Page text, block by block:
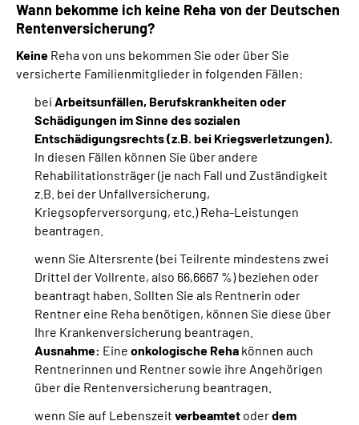
Wann bekomme ich keine Reha von der Deutschen
Rentenversicherung?
Keine Reha von uns bekommen Sie oder über Sie
versicherte Familienmitglieder in folgenden Fällen:
bei Arbeitsunfällen, Berufskrankheiten oder
Schädigungen im Sinne des sozialen
Entschädigungsrechts (z.B. bei Kriegsverletzungen).
In diesen Fällen können Sie über andere
Rehabilitationsträger (je nach Fall und Zuständigkeit
z.B. bei der Unfallversicherung,
Kriegsopferversorgung, etc.) Reha-Leistungen
beantragen.
wenn Sie Altersrente (bei Teilrente mindestens zwei
Drittel der Vollrente, also 66,6667 %) beziehen oder
beantragt haben. Sollten Sie als Rentnerin oder
Rentner eine Reha benötigen, können Sie diese über
Ihre Krankenversicherung beantragen.
Ausnahme: Eine onkologische Reha können auch
Rentnerinnen und Rentner sowie ihre Angehörigen
über die Rentenversicherung beantragen.
wenn Sie auf Lebenszeit verbeamtet oderdem